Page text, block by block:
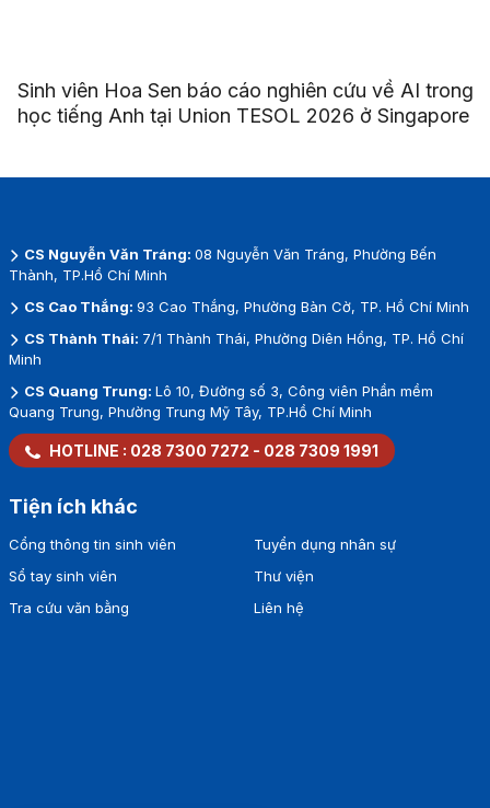
Sinh viên Hoa Sen báo cáo nghiên cứu về AI trong
học tiếng Anh tại Union TESOL 2026 ở Singapore
CS Nguyễn Văn Tráng: 08 Nguyễn Văn Tráng, Phường Bến
Thành, TP.Hồ Chí Minh
CS Cao Thắng: 93 Cao Thắng, Phường Bàn Cờ, TP. Hồ Chí Minh
CS Thành Thái: 7/1 Thành Thái, Phường Diên Hồng, TP. Hồ Chí
Minh
CS Quang Trung: Lô 10, Đường số 3, Công viên Phần mềm
Quang Trung, Phường Trung Mỹ Tây, TP.Hồ Chí Minh
HOTLINE : 028 7300 7272 - 028 7309 1991
Tiện ích khác
Cổng thông tin sinh viên
Sổ tay sinh viên
Tra cứu văn bằng
Tuyển dụng nhân sự
Thư viện
Liên hệ